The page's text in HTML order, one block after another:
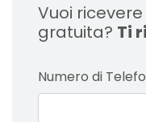
Vuoi
gratuita? Ti
Numero di